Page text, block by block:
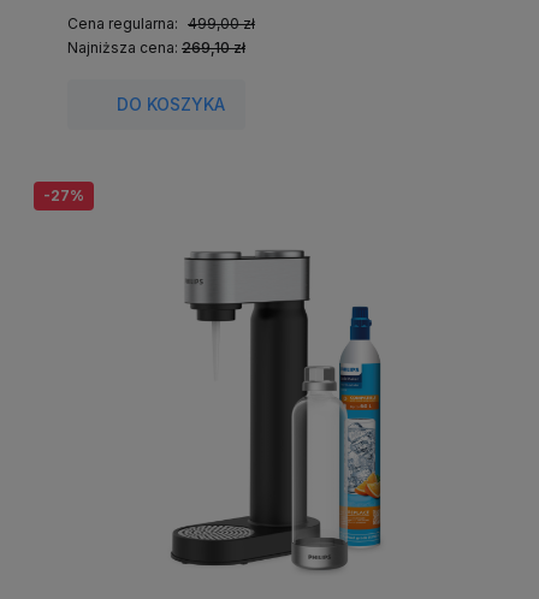
Cena regularna: 499,00 zł
Najniższa cena: 269,10 zł
DO KOSZYKA
-27%